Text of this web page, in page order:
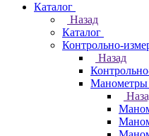
Каталог
Назад
Каталог
Контрольно-
Назад
Манометры